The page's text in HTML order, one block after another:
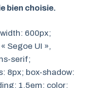
bien choisie.
600px;
Segoe UI »,
serif;
8px; box-shadow:
1.5em; color: